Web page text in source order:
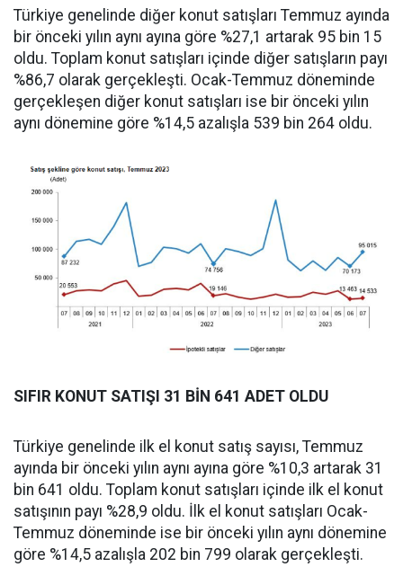
Türkiye genelinde diğer konut satışları Temmuz ayında
bir önceki yılın aynı ayına göre %27,1 artarak 95 bin 15
oldu. Toplam konut satışları içinde diğer satışların payı
%86,7 olarak gerçekleşti. Ocak-Temmuz döneminde
gerçekleşen diğer konut satışları ise bir önceki yılın
aynı dönemine göre %14,5 azalışla 539 bin 264 oldu.
SIFIR KONUT SATIŞI 31 BİN 641 ADET OLDU
Türkiye genelinde ilk el konut satış sayısı, Temmuz
ayında bir önceki yılın aynı ayına göre %10,3 artarak 31
bin 641 oldu. Toplam konut satışları içinde ilk el konut
satışının payı %28,9 oldu. İlk el konut satışları Ocak-
Temmuz döneminde ise bir önceki yılın aynı dönemine
göre %14,5 azalışla 202 bin 799 olarak gerçekleşti.